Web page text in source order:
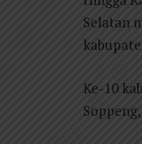
Selatan
Ke-10